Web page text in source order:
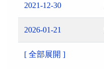
2021-12-30
2026-01-21
[ 全部展開 ]